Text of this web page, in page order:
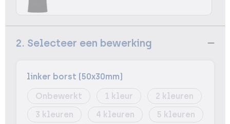
2. Selecteer een bewerking
linker borst (50x30mm)
Onbewerkt
1
2
3
4
5